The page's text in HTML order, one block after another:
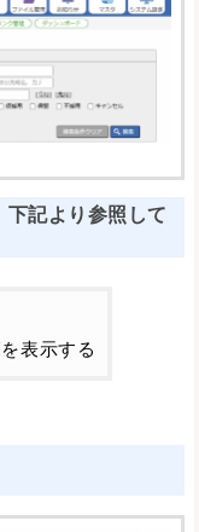
記より参照して
表示する